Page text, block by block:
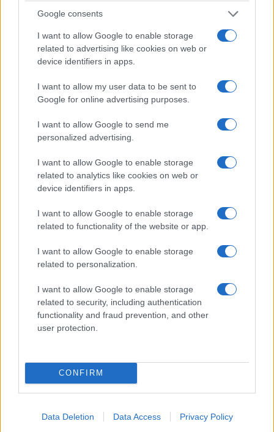
Google consents
I want to allow Google to enable storage
related to advertising like cookies on web or
device identifiers in apps.
I want to allow my user data to be sent to
Google for online advertising purposes.
I want to allow Google to send me
personalized advertising.
I want to allow Google to enable storage
related to analytics like cookies on web or
device identifiers in apps.
I want to allow Google to enable storage
related to functionality of the website or app.
I want to allow Google to enable storage
related to personalization.
I want to allow Google to enable storage
related to security, including authentication
functionality and fraud prevention, and other
user protection.
CONFIRM
Data Deletion Data Access Privacy Policy